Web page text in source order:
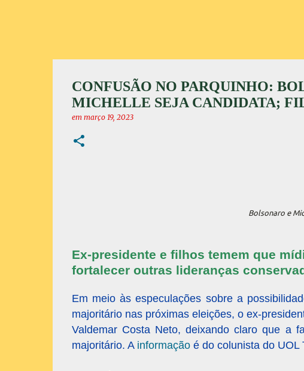
CONFUSÃO NO PARQUINHO:
MICHELLE SEJA CANDIDATA;
em março 19, 2023
Bolsonaro e
Ex-presidente e filhos temem que
fortalecer outras lideranças
Em meio às especulações sobre a
majoritário nas próximas eleições, o ex-
Valdemar Costa Neto, deixando claro que a
majoritário. A informaçãoé do colunista do UOL